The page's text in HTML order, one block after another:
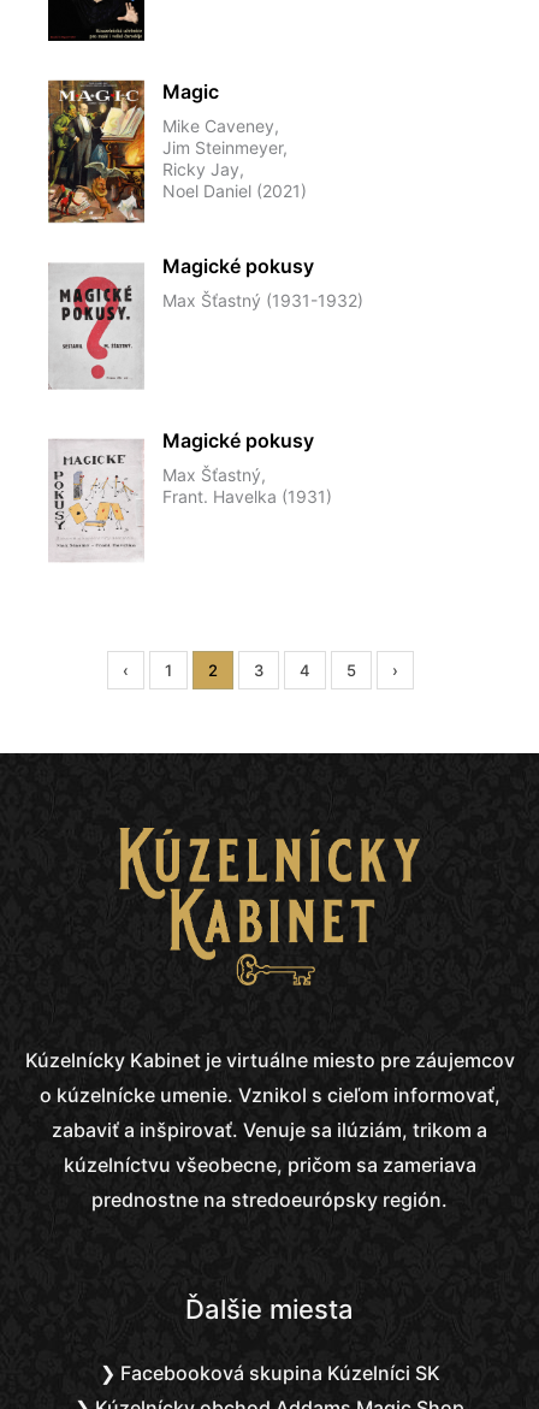
Magic
Mike Caveney,
Jim Steinmeyer,
Ricky Jay,
Noel Daniel (2021)
Magické pokusy
Max Šťastný (1931-1932)
Magické pokusy
Max Šťastný,
Frant. Havelka (1931)
‹ 1 2 3 4 5 ›
Kúzelnícky Kabinetje virtuálne miesto pre záujemcov
o kúzelnícke umenie. Vznikol s cieľom informovať,
zabaviť a inšpirovať. Venuje sa ilúziám, trikom a
kúzelníctvu všeobecne, pričom sa zameriava
prednostne na stredoeurópsky región.
Ďalšie miesta
❯ Facebooková skupina Kúzelníci SK